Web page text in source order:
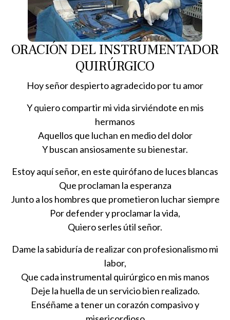
ORACIÓN DEL INSTRUMENTADOR
QUIRÚRGICO
Hoy señor despierto agradecido por tu amor
Y quiero compartir mi vida sirviéndote en mis
hermanos
Aquellos que luchan en medio del dolor
Y buscan ansiosamente su bienestar.
Estoy aquí señor, en este quirófano de luces blancas
Que proclaman la esperanza
Junto a los hombres que prometieron luchar siempre
Por defender y proclamar la vida,
Quiero serles útil señor.
Dame la sabiduría de realizar con profesionalismo mi
labor,
Que cada instrumental quirúrgico en mis manos
Deje la huella de un servicio bien realizado.
Enséñame a tener un corazón compasivo y